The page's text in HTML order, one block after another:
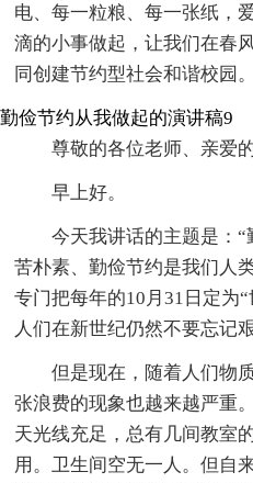
电、每一粒粮、每一张纸，
滴的小事做起，让我们在春
同创建节约型社会和谐校园。
勤俭节约从我做起的演讲稿9
尊敬的各位老师、亲爱
早上好。
今天我讲话的主题是：
苦朴素、勤俭节约是我们人
专门把每年的10月31日定为
人们在新世纪仍然不要忘记
但是现在，随着人们物
张浪费的现象也越来越严重
天光线充足，总有几间教室
用。卫生间空无一人。但自